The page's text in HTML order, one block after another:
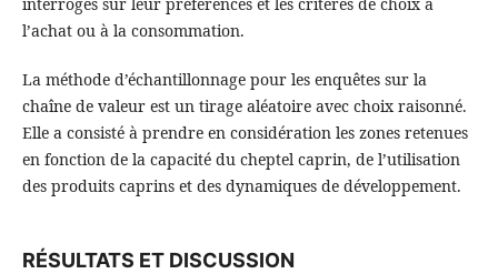
interrogés sur leur préférences et les critères de choix à
l’achat ou à la consommation.
La méthode d’échantillonnage pour les enquêtes sur la
chaîne de valeur est un tirage aléatoire avec choix raisonné.
Elle a consisté à prendre en considération les zones retenues
en fonction de la capacité du cheptel caprin, de l’utilisation
des produits caprins et des dynamiques de développement.
RÉSULTATS ET DISCUSSION